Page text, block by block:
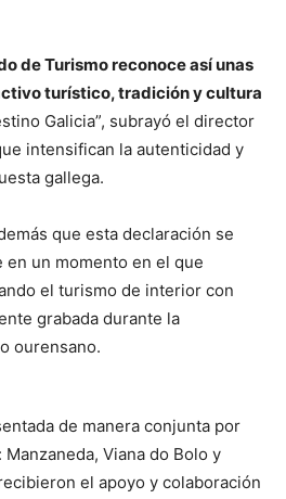
de Turismo reconoce así unas
turístico, tradición y cultura
Galicia”, subrayó el director
intensifican la autenticidad y
gallega.
que esta declaración se
un momento en el que
el turismo de interior con
grabada durante la
ourensano.
de manera conjunta por
Viana do Bolo y
el apoyo y colaboración